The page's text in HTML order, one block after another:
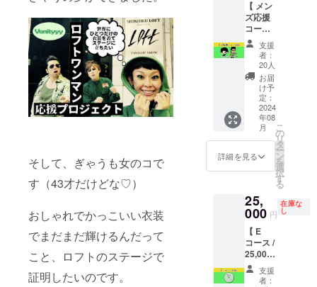
そして、ぎゃうも女のコで
す（43才だけどな♡）
おしゃれでかっこいい衣装
でまだまだ輝けるんだって
こと、ロフトのステージで
証明したいのです。
加いた
だけま
す。当
日は受
付でお
名前を
お伝え
くださ
い。入
場時に
別途
ります
のでご
い。 ※
クレ
ジット
するお
名前を
備考に
ご入力
くださ
ライブ
やりま
しょ
う！ ※
ご希望
のパー
トと曲
を備考
にご入
力くだ
さい。
ワンマ
ンで聴
きたい
曲を確
実に聴
けるの
はこの
コース
だ！ ※
リクエ
スト曲
を備考
にご入
力くだ
金に含
まれて
おりま
す。メ
ンバー
とサシ
飲みで
きる貴
重な体
験♡ロ
フトの
裏話も
聞ける
か
※日程や
調整は
後日個
連絡さ
せてい
ただき
ます。
【 メン
ズ応援
コース /
5,000円
】 ・
Vanityy
yメンズ
からお
礼の動
★Vanit
yyyメン
ズが心
を込め
てあな
くるお
礼の動
画をお
送りし
ます。
お一人
様ずつ
心を込
支援
者：
20人
お届
け予
定：
2024
年08
月
詳細を見る
こ
の
リ
タ
ー
ン
を
選
択
す
る
25,
000 円
在庫な
し
【 E
コース /
25,000
円①あ
なたの
支援
者：